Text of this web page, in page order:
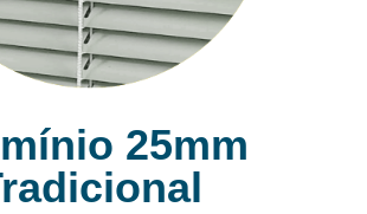
25mm